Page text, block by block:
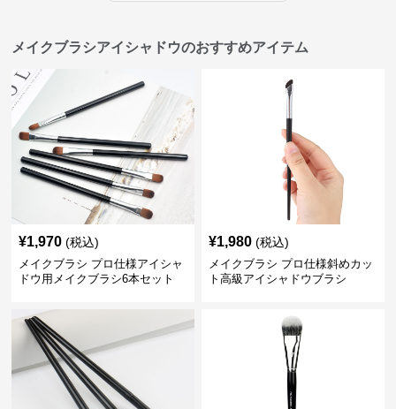
メイクブラシアイシャドウのおすすめアイテム
¥1,970 (税込)
メイクブラシ プロ仕様アイシャ
ドウ用メイクブラシ6本セット
¥1,980 (税込)
メイクブラシ プロ仕様斜めカッ
ト高級アイシャドウブラシ